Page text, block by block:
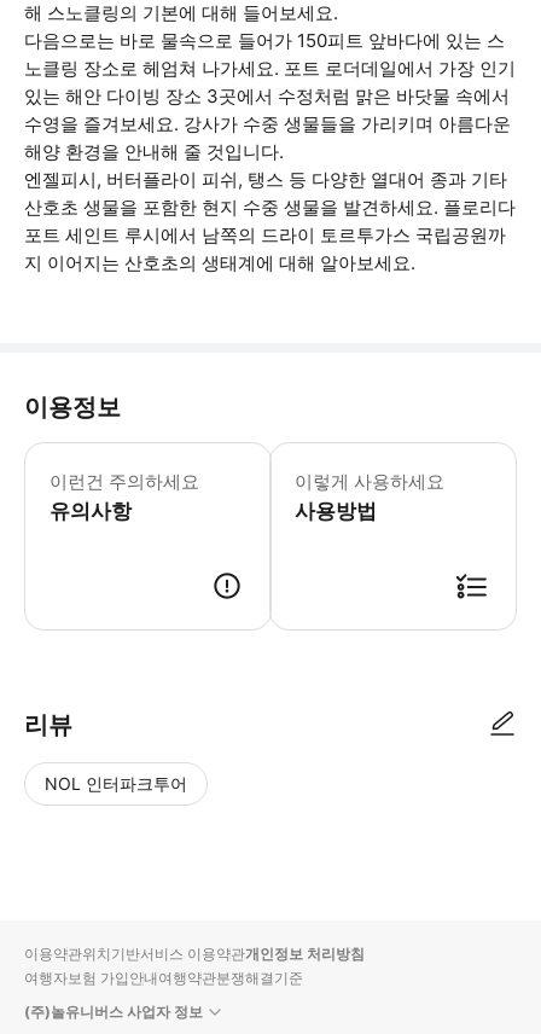
해 스노클링의 기본에 대해 들어보세요.
다음으로는 바로 물속으로 들어가 150피트 앞바다에 있는 스
노클링 장소로 헤엄쳐 나가세요. 포트 로더데일에서 가장 인기
있는 해안 다이빙 장소 3곳에서 수정처럼 맑은 바닷물 속에서
수영을 즐겨보세요. 강사가 수중 생물들을 가리키며 아름다운
해양 환경을 안내해 줄 것입니다.
엔젤피시, 버터플라이 피쉬, 탱스 등 다양한 열대어 종과 기타
산호초 생물을 포함한 현지 수중 생물을 발견하세요. 플로리다
포트 세인트 루시에서 남쪽의 드라이 토르투가스 국립공원까
지 이어지는 산호초의 생태계에 대해 알아보세요.
이용정보
이런건 주의하세요
유의사항
이 투어는 비가 오나 눈이 오나 진행
이렇게 사용하세요
사용방법
리뷰
NOL 인터파크투어
입니
다.
순
상
이용약관위치기반서비스 이용약관개인정보 처리방침
여행자보험 가입안내여행약관분쟁해결기준
(주)놀유니버스 사업자 정보